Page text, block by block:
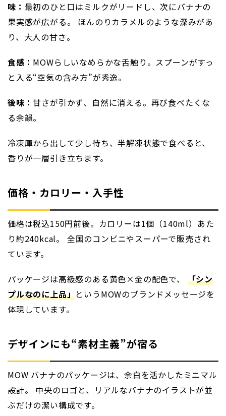
味： 最初のひと口はミルクがリードし、次にバナナの
果実感が広がる。 ほんのりカラメルのような深みがあ
り、大人の甘さ。
食感： MOWらしいなめらかな舌触り。スプーンがすっ
と入る“空気の含み方”が秀逸。
後味：甘さが引かず、自然に消える。再び食べたくな
る余韻。
冷凍庫から出して少し待ち、半解凍状態で食べると、
香りが一層引き立ちます。
価格・カロリー・入手性
価格は税込150円前後。カロリーは1個（140ml）あた
り約240kcal。 全国のコンビニやスーパーで販売され
ています。
パッケージは高級感のある黄色×金の配色で、 「シン
プルなのに上品」というMOWのブランドメッセージを
体現しています。
デザインにも“素材主義”が宿る
MOW バナナのパッケージは、余白を活かしたミニマル
設計。 中央のロゴと、リアルなバナナのイラストが並
ぶだけの潔い構成です。